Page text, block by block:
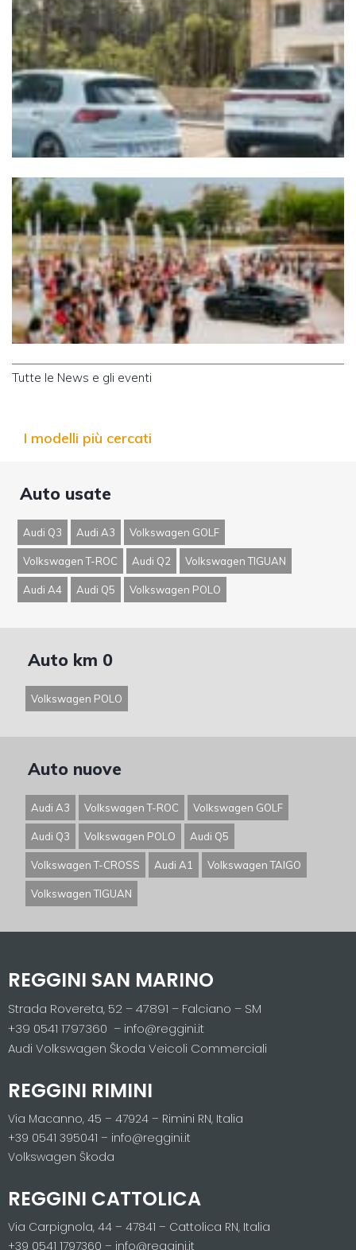
Tutte le News e gli eventi
I modelli più cercati
Auto usate
Audi Q3 Audi A3 Volkswagen GOLF
Volkswagen T-ROC Audi Q2 Volkswagen TIGUAN
Audi A4 Audi Q5 Volkswagen POLO
Auto km 0
Volkswagen POLO
Auto nuove
Audi A3 Volkswagen T-ROC Volkswagen GOLF
Audi Q3 Volkswagen POLO Audi Q5
Volkswagen T-CROSS Audi A1 Volkswagen TAIGO
Volkswagen TIGUAN
REGGINI SAN MARINO
Strada Rovereta, 52 – 47891 – Falciano – SM
+39 0541 1797360 – info@reggini.it
Audi Volkswagen Škoda Veicoli Commerciali
REGGINI RIMINI
Via Macanno, 45 – 47924 – Rimini RN, Italia
+39 0541 395041 – info@reggini.it
Volkswagen Škoda
REGGINI CATTOLICA
Via Carpignola, 44 – 47841 – Cattolica RN, Italia
+39 0541 1797360 – info@reggini.it